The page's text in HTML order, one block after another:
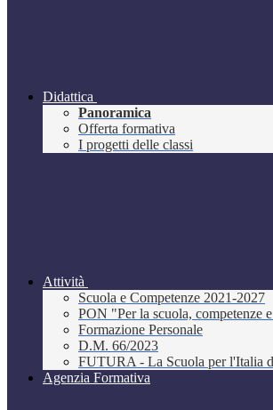
Didattica
Panoramica
Offerta formativa
I progetti delle classi
Attività
Scuola e Competenze 2021-2027
PON "Per la scuola, competenze
Formazione Personale
D.M. 66/2023
FUTURA - La Scuola per l'Italia
Agenzia Formativa